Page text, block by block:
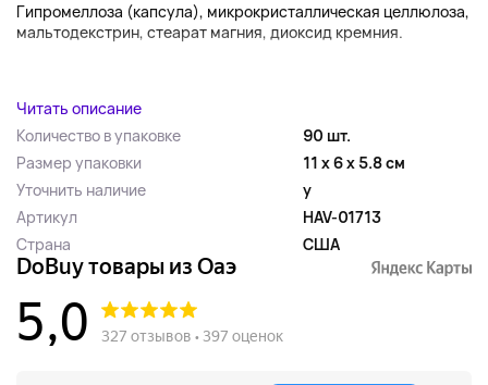
Гипромеллоза (капсула), микрокристаллическая целлюлоза,
мальтодекстрин, стеарат магния, диоксид кремния.
Читать описание
Количество в упаковке
90 шт.
Размер упаковки
11 x 6 x 5.8 см
Уточнить наличие
y
Артикул
HAV-01713
Страна
США